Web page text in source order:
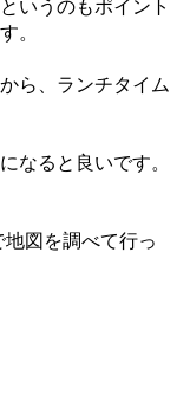
いうのもポイント
。
ら、ランチタイム
なると良いです。
図を調べて行っ